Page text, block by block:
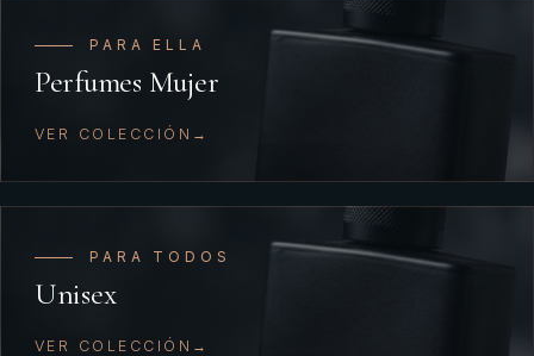
PARA ELLA
Perfumes Mujer
VER COLECCIÓN
PARA TODOS
Unisex
VER COLECCIÓN